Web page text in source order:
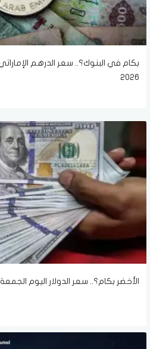
2026
الأخضر بكام؟.. سعر الدولار اليوم الجمعة 7 أغسطس 2026 في البنوك